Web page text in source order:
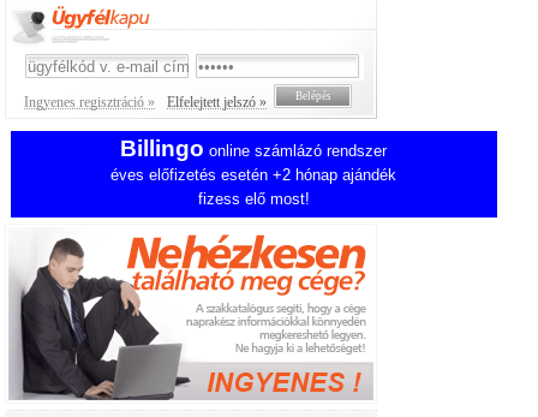
Ingyenes regisztráció » Elfelejtett jelszó »
Billingo online számlázó rendszer
éves előfizetés esetén +2 hónap ajándék
fizess elő most!